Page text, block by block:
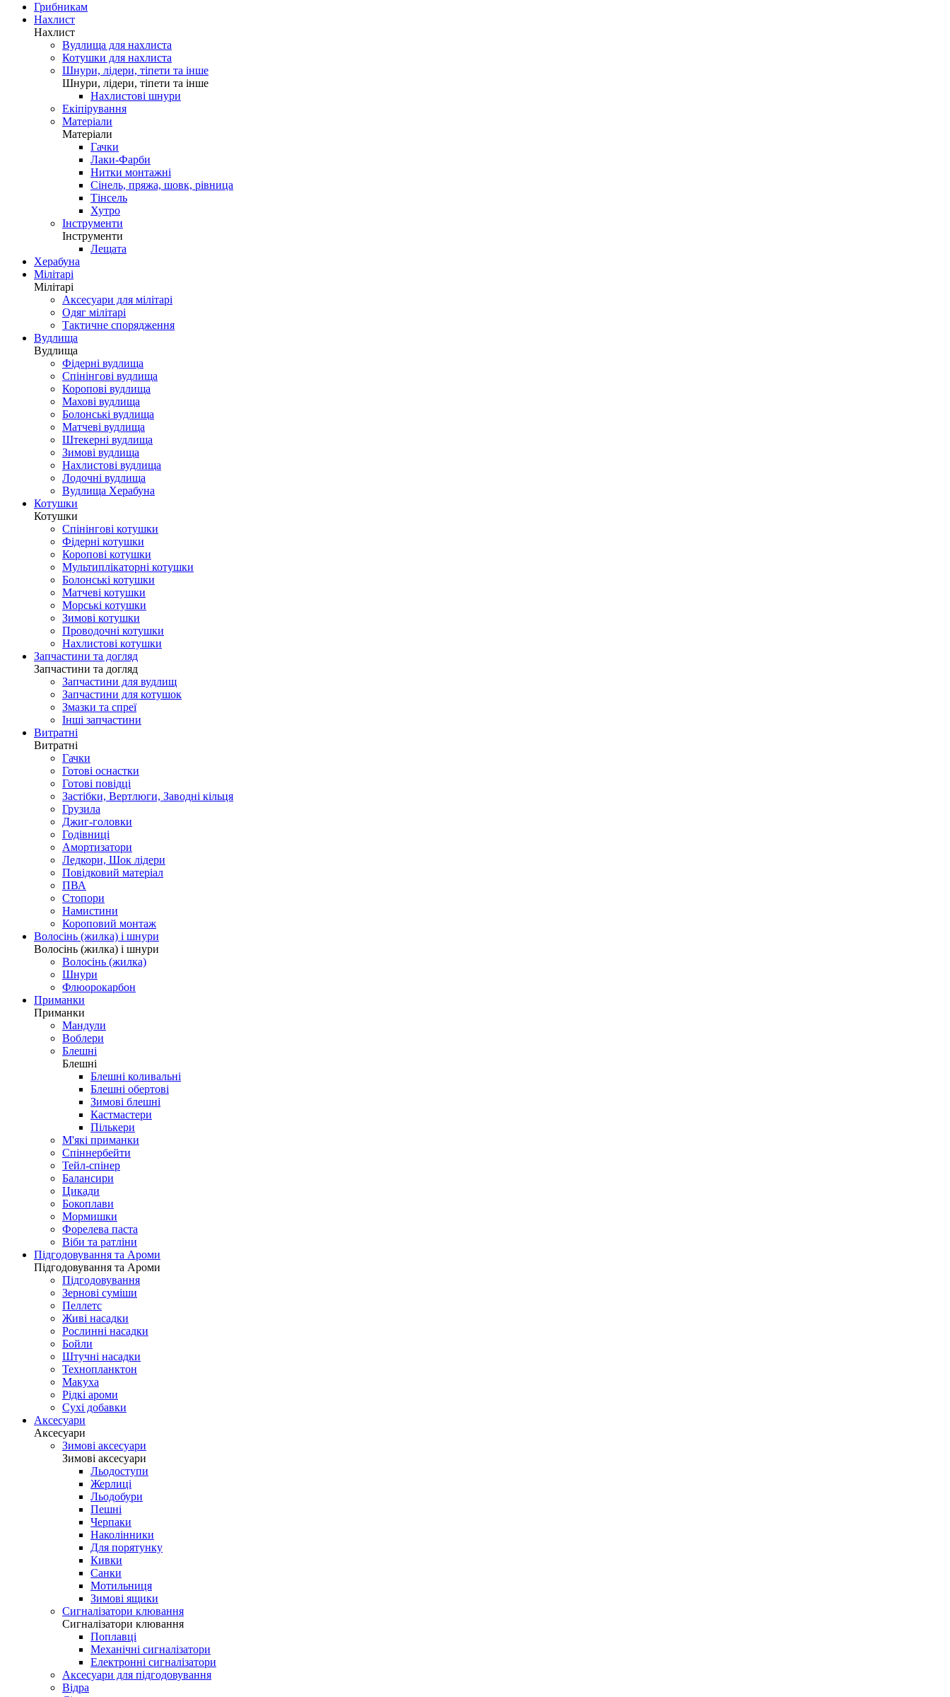
Грибникам
Нахлист
Нахлист
Вудлища для нахлиста
Котушки для нахлиста
Шнури, лідери, тіпети та інше
Шнури, лідери, тіпети та інше
Нахлистові шнури
Екіпірування
Матеріали
Матеріали
Гачки
Лаки-Фарби
Нитки монтажні
Сінель, пряжа, шовк, рівница
Тінсель
Хутро
Інструменти
Інструменти
Лещата
Херабуна
Мілітарі
Мілітарі
Аксесуари для мілітарі
Одяг мілітарі
Тактичне спорядження
Вудлища
Вудлища
Фідерні вудлища
Спінінгові вудлища
Коропові вудлища
Махові вудлища
Болонські вудлища
Матчеві вудлища
Штекерні вудлища
Зимові вудлища
Нахлистові вудлища
Лодочні вудлища
Вудлища Херабуна
Котушки
Котушки
Спінінгові котушки
Фідерні котушки
Коропові котушки
Мультиплікаторні котушки
Болонські котушки
Матчеві котушки
Морські котушки
Зимові котушки
Проводочні котушки
Нахлистові котушки
Запчастини та догляд
Запчастини та догляд
Запчастини для вудлищ
Запчастини для котушок
Змазки та спреї
Інші запчастини
Витратні
Витратні
Гачки
Готові оснастки
Готові повідці
Застібки, Вертлюги, Заводні кільця
Грузила
Джиг-головки
Годівниці
Амортизатори
Ледкори, Шок лідери
Повідковий матеріал
ПВА
Стопори
Намистини
Короповий монтаж
Волосінь (жилка) і шнури
Волосінь (жилка) і шнури
Волосінь (жилка)
Шнури
Флюорокарбон
Приманки
Приманки
Мандули
Воблери
Блешні
Блешні
Блешні коливальні
Блешні обертові
Зимові блешні
Кастмастери
Пількери
М'які приманки
Спіннербейти
Тейл-спінер
Балансири
Цикади
Бокоплави
Мормишки
Форелева паста
Віби та ратліни
Підгодовування та Ароми
Підгодовування та Ароми
Підгодовування
Зернові суміши
Пеллетс
Живі насадки
Рослинні насадки
Бойли
Штучні насадки
Технопланктон
Макуха
Рідкі ароми
Сухі добавки
Аксесуари
Аксесуари
Зимові аксесуари
Зимові аксесуари
Льодоступи
Жерлиці
Льодобури
Пешні
Черпаки
Наколінники
Для порятунку
Кивки
Санки
Мотильниця
Зимові ящики
Сигналізатори клювання
Сигналізатори клювання
Поплавці
Механічні сигналізатори
Електронні сигналізатори
Аксесуари для підгодовування
Відра